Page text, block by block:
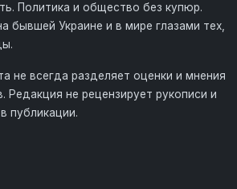
Политика и общество без купюр.
бывшей Украине и в мире глазами тех,
не всегда разделяет оценки и мнения
Редакция не рецензирует рукописи и
публикации.